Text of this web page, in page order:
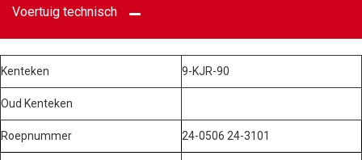
Voertuig technisch
Kenteken 9-KJR-90
Oud Kenteken
Roepnummer 24-0506 24-3101